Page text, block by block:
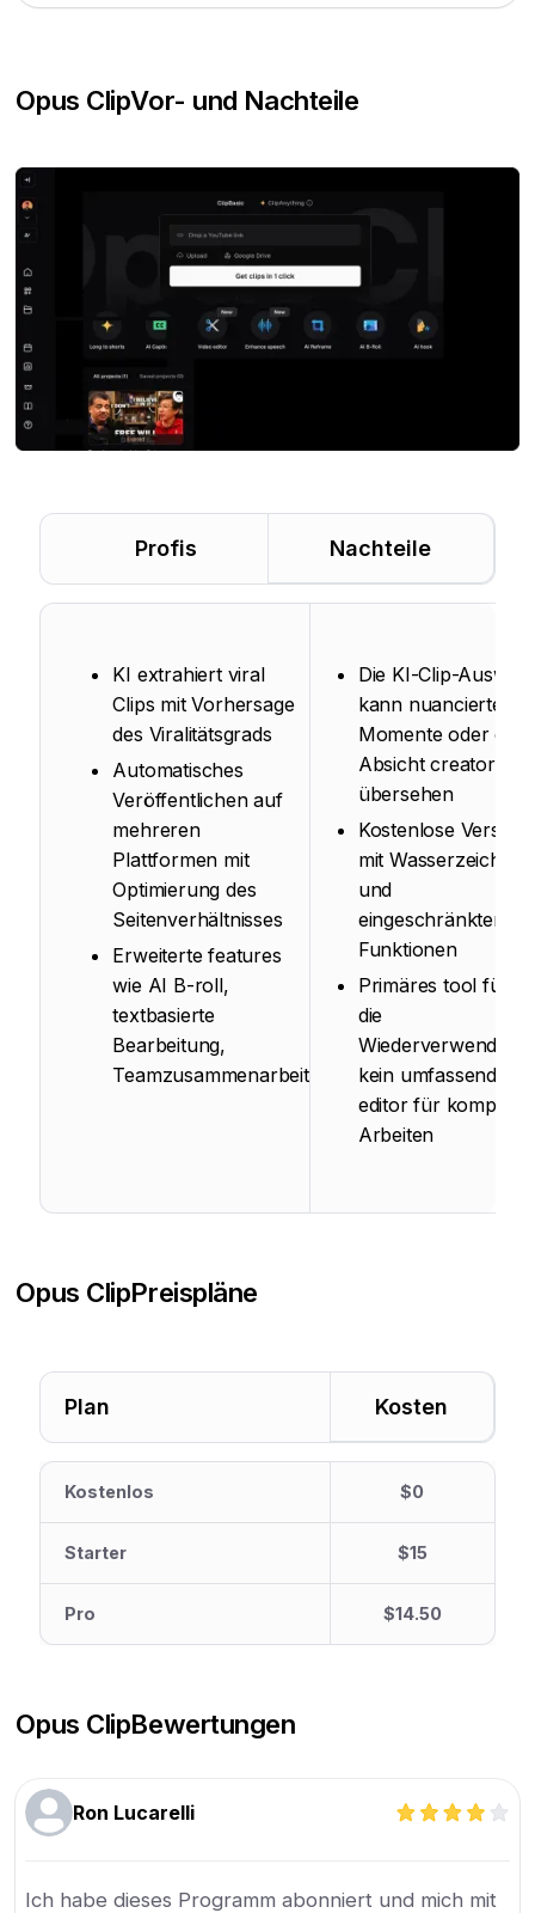
Opus ClipVor- und Nachteile
Profis Nachteile
KI extrahiert viral
Clips mit Vorhersage
des Viralitätsgrads
Automatisches
Veröffentlichen auf
mehreren
Plattformen mit
Optimierung des
Seitenverhältnisses
Erweiterte features
wie AI B-roll,
textbasierte
Bearbeitung,
Teamzusammenarbeit
Die KI-Clip-Auswahl
kann nuancierte
Momente oder die
Absicht creator
übersehen
Kostenlose Version
mit Wasserzeichen
und
eingeschränkten
Funktionen
Primäres tool für
die
kein umfassender
editor für komplexe
Arbeiten
Opus ClipPreispläne
Plan Kosten
Kostenlos $0
Starter $15
Pro $14.50
Opus ClipBewertungen
Ron Lucarelli
Ich habe dieses Programm abonniert und mich mit